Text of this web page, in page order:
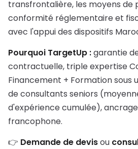
transfrontalière, les moyens de
conformité réglementaire et
avec l'appui des dispositifs
Pourquoi TargetUp :garantie
contractuelle, triple expertise
Financement + Formation sous
de consultants seniors
d'expérience cumulée),
francophone.
👉 Demande de devisou